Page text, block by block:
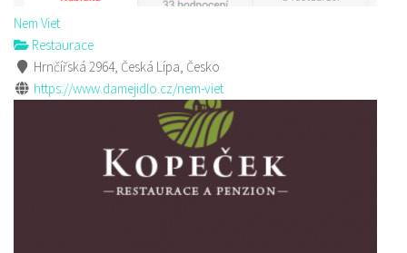
Nem Viet
Restaurace
Hrnčířská 2964, Česká Lípa, Česko
https://www.damejidlo.cz/nem-viet